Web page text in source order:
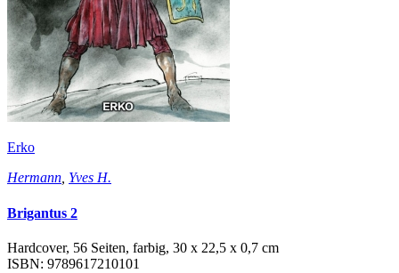
Erko
Hermann, Yves H.
Brigantus 2
Hardcover, 56 Seiten, farbig, 30 x 22,5 x 0,7 cm
ISBN: 9789617210101